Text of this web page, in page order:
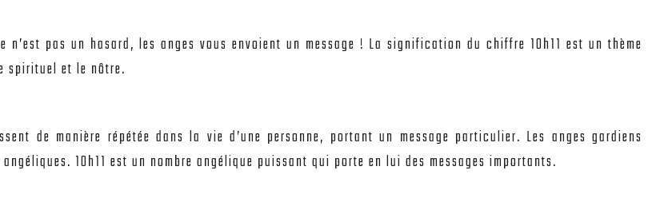
n’est pas un hasard, les anges vous envoient un message ! La signification du chiffre 10h11 est un thème
spirituel et le nôtre.
de manière répétée dans la vie d’une personne, portant un message particulier. Les anges gardiens
10h11 est un nombre angélique puissant qui porte en lui des messages importants.